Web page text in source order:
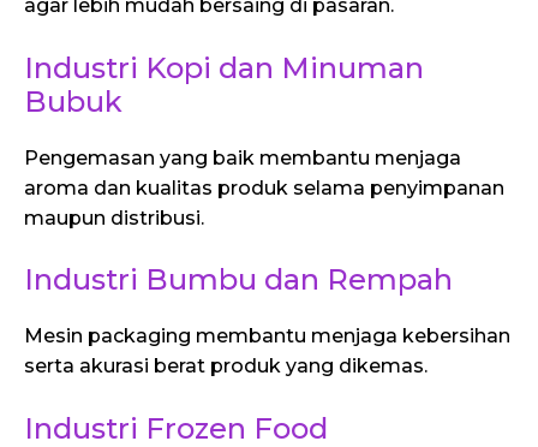
agar lebih mudah bersaing di pasaran.
Industri Kopi dan Minuman
Bubuk
Pengemasan yang baik membantu menjaga
aroma dan kualitas produk selama penyimpanan
maupun distribusi.
Industri Bumbu dan Rempah
Mesin packaging membantu menjaga kebersihan
serta akurasi berat produk yang dikemas.
Industri Frozen Food